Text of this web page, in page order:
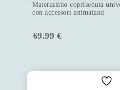
Materassino copriseduta
con accessori animaland
69.99 €